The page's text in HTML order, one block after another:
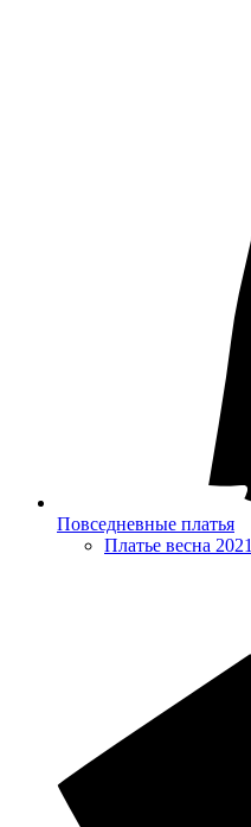
Повседневные платья
Платье весна 2021